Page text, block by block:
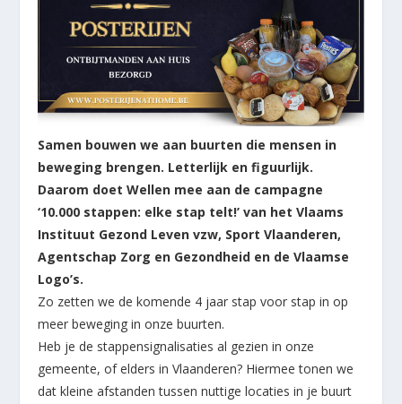
Samen bouwen we aan buurten die mensen in
beweging brengen. Letterlijk en figuurlijk.
Daarom doet Wellen mee aan de campagne
‘10.000 stappen: elke stap telt!’ van het Vlaams
Instituut Gezond Leven vzw, Sport Vlaanderen,
Agentschap Zorg en Gezondheid en de Vlaamse
Logo’s.
Zo zetten we de komende 4 jaar stap voor stap in op
meer beweging in onze buurten.
Heb je de stappensignalisaties al gezien in onze
gemeente, of elders in Vlaanderen? Hiermee tonen we
dat kleine afstanden tussen nuttige locaties in je buurt